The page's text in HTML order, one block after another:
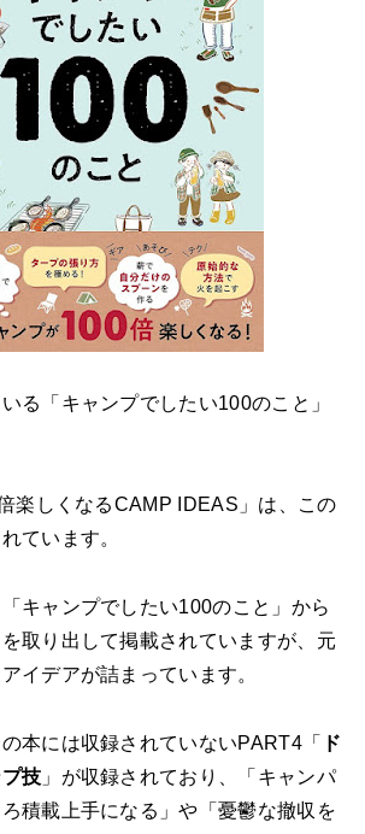
る「キャンプでしたい100のこと」
楽しくなるCAMP IDEAS」は、この
ています。
キャンプでしたい100のこと」から
を取り出して掲載されていますが、元
イデアが詰まっています。
本には収録されていないPART4「
ド
技 」が収録されており、「キャンパ
積載上手になる」や「憂鬱な撤収を